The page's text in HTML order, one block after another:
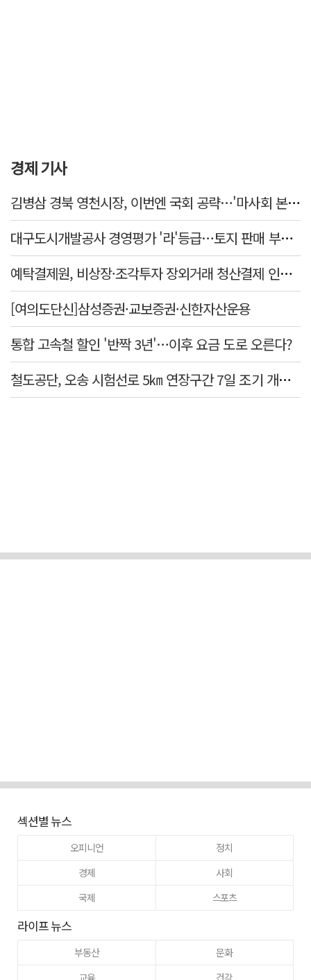
경제 기사
김병삼 경북 영천시장, 이번엔 국회 공략…'마사회 본사 이전·광역교통망 확충' 요청
대구도시개발공사 경영평가 '라'등급…토지 판매 부진에 1년 만에 두 단계 '뚝'
예탁결제원, 비상장·조각투자 장외거래 청산결제 인프라 구축 착수…연내 가동
[여의도단신]삼성증권·교보증권·신한자산운용
통합 고속철 할인 '반짝 3년'…이후 요금 도로 오른다?
철도공단, 오송 시험선로 5㎞ 연장구간 7일 조기 개통…LA 메트로 사업 지원
섹션별 뉴스
오피니언
정치
경제
사회
국제
스포츠
라이프 뉴스
부동산
문화
교육
건강